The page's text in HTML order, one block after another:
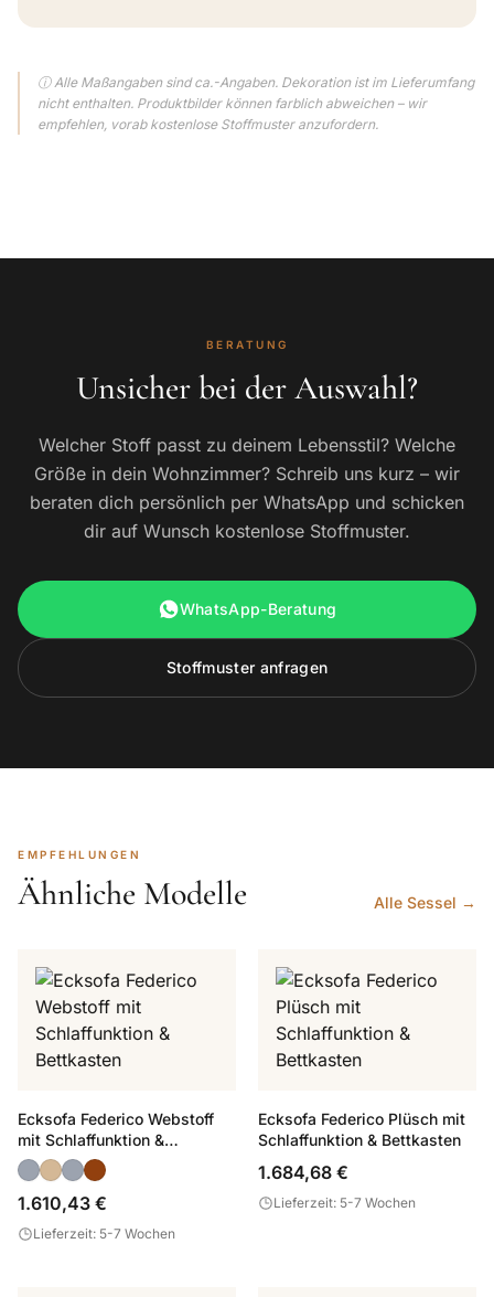
ⓘ Alle Maßangaben sind ca.-Angaben. Dekoration ist im Lieferumfang
nicht enthalten. Produktbilder können farblich abweichen – wir
empfehlen, vorab kostenlose Stoffmuster anzufordern.
BERATUNG
Unsicher bei der Auswahl?
Welcher Stoff passt zu deinem Lebensstil? Welche
Größe in dein Wohnzimmer? Schreib uns kurz – wir
beraten dich persönlich per WhatsApp und schicken
dir auf Wunsch kostenlose Stoffmuster.
WhatsApp-Beratung
Stoffmuster anfragen
EMPFEHLUNGEN
Ähnliche Modelle Alle Sessel →
Ecksofa Federico Webstoff
mit Schlaffunktion &
Bettkasten
1.610,43 €
Lieferzeit: 5-7 Wochen
Ecksofa Federico Plüsch mit
Schlaffunktion & Bettkasten
1.684,68 €
Lieferzeit: 5-7 Wochen